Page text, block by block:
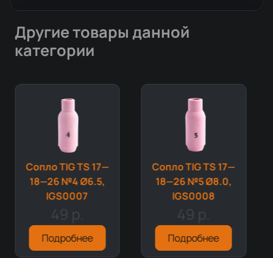
Другие товары данной
категории
Сопло TIG TS 17—
18—26 №4 Ø6.5,
IGS0007
49 р.
Подробнее
Сопло TIG TS 17—
18—26 №5 Ø8.0,
IGS0008
49 р.
Подробнее